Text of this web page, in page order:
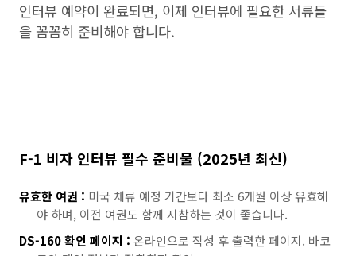
인터뷰 예약이 완료되면, 이제 인터뷰에 필요한 서류들
을 꼼꼼히 준비해야 합니다.
F-1 비자 인터뷰 필수 준비물 (2025년 최신)
유효한 여권 : 미국 체류 예정 기간보다 최소 6개월 이상 유효해
야 하며, 이전 여권도 함께 지참하는 것이 좋습니다.
DS-160 확인 페이지 : 온라인으로 작성 후 출력한 페이지. 바코